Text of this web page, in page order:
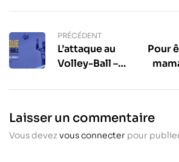
PRÉCÉDENT
L’attaque au
Volley-Ball –
d’expert :
Corroyer
Pour
Laisser un commentaire
Vous devezvous connecter pour